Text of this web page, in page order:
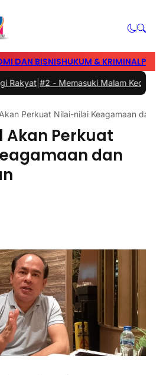
DAN BISNISHUKUM & KRIMINAL
|#2 - Memasuki Malam Kedua yang
Perkuat Nilai-nilai Keagamaan dan
Akan Perkuat
dan